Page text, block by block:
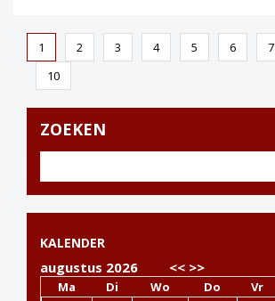
1 2 3 4 5 6 7
10
ZOEKEN
KALENDER
augustus 2026 << >>
Ma Di Wo Do Vr